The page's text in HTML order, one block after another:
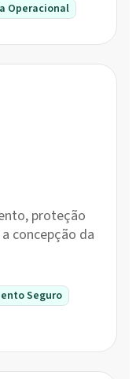
Operacional
proteção
concepção da
Seguro